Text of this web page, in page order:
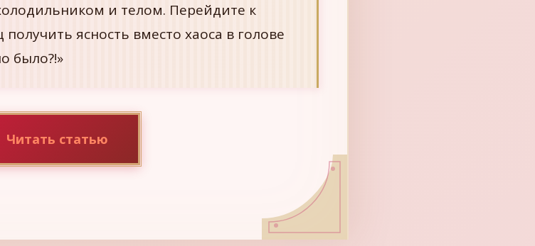
и телом. Перейдите к
ясность вместо хаоса в голове
было?!»
Читать статью